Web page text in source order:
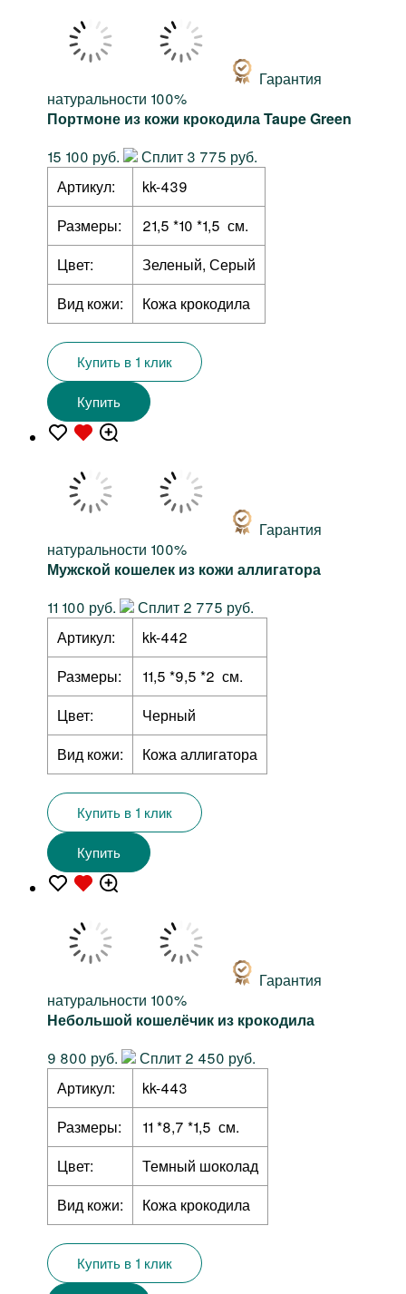
Гарантия
натуральности 100%
Портмоне из кожи крокодила Taupe Green
15 100 руб.
Сплит 3 775 руб.
Артикул:
kk-439
Размеры:
21,5 *10 *1,5 см.
Цвет:
Зеленый, Серый
Вид кожи:
Кожа крокодила
Купить в 1 клик
Купить
Гарантия
натуральности 100%
Мужской кошелек из кожи аллигатора
11 100 руб.
Сплит 2 775 руб.
Артикул:
kk-442
Размеры:
11,5 *9,5 *2 см.
Цвет:
Черный
Вид кожи:
Кожа аллигатора
Купить в 1 клик
Купить
Гарантия
натуральности 100%
Небольшой кошелёчик из крокодила
9 800 руб.
Сплит 2 450 руб.
Артикул:
kk-443
Размеры:
11 *8,7 *1,5 см.
Цвет:
Темный шоколад
Вид кожи:
Кожа крокодила
Купить в 1 клик